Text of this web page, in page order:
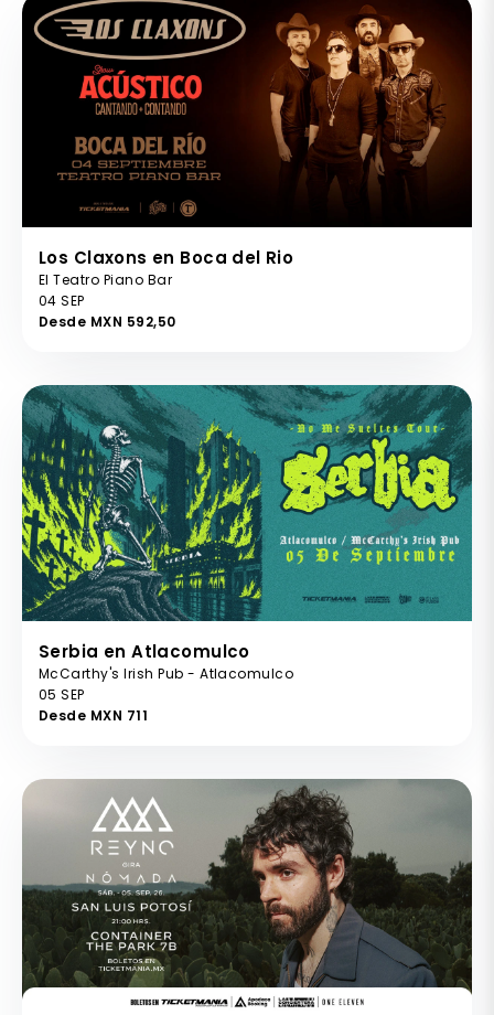
Los Claxons en Boca del Rio
El Teatro Piano Bar
04 SEP
Desde MXN 592,50
Serbia en Atlacomulco
McCarthy's Irish Pub - Atlacomulco
05 SEP
Desde MXN 711